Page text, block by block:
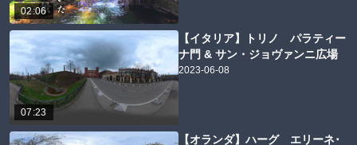
02:06
07:23
【イタリア】トリノ パラティー
ナ門 & サン・ジョヴァンニ広場
2023-06-08
【オランダ】ハーグ エリーネ･